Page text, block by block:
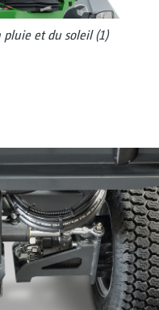
pluie et du soleil (1)